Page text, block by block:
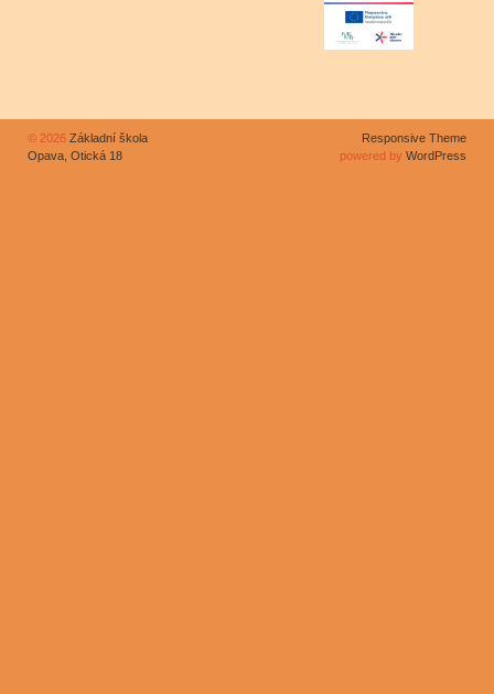
© 2026 Základní škola
Opava, Otická 18
Responsive Theme
powered by WordPress